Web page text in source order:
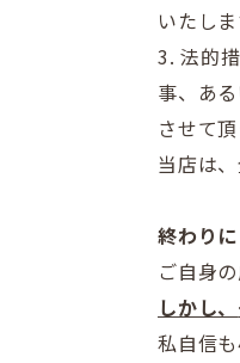
いたしま
3. 法的
事、あ
させて頂
当店は、
終わりに
ご自身
しかし、
私自信